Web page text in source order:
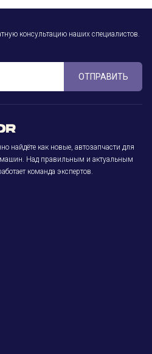
консультацию наших специалистов.
ОТПРАВИТЬ
найдёте как новые, автозапчасти для
машин. Над правильным и актуальным
команда экспертов.